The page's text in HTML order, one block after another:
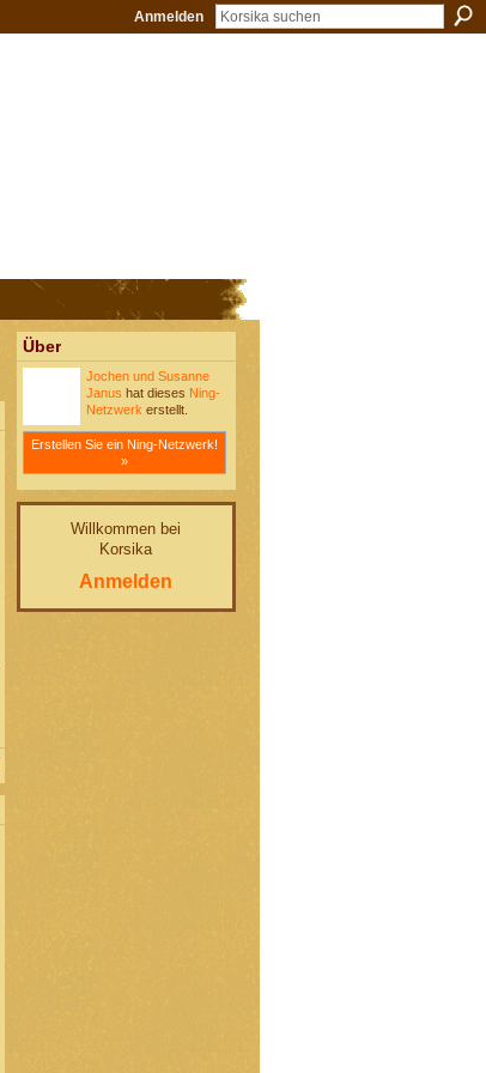
Anmelden
Über
Jochen und Susanne
Janus hat dieses Ning-
Netzwerk erstellt.
Erstellen Sie ein Ning-Netzwerk!
»
Willkommen bei
Korsika
Anmelden